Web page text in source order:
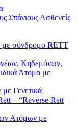
Σπάνιους Ασθενείς
σύνδρομο RETT
Κηδεμόνων,
Άτομα με
Γενετικά
– “Reverse Rett
Ατόμων με